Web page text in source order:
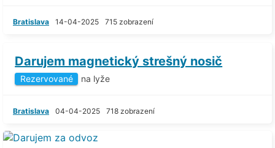
Bratislava 14-04-2025 715 zobrazení
Darujem magnetický strešný nosič
Rezervované na lyže
Bratislava 04-04-2025 718 zobrazení